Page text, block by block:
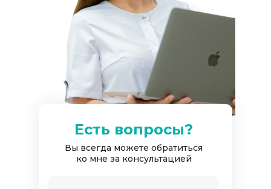
Есть вопросы?
Вы всегда можете обратиться
ко мне за консультацией